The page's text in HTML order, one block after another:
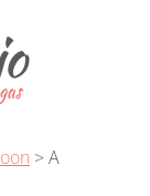
>A